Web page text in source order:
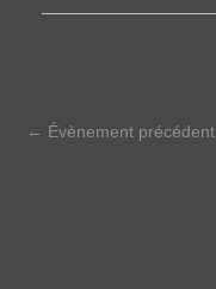
← Évènement précédent